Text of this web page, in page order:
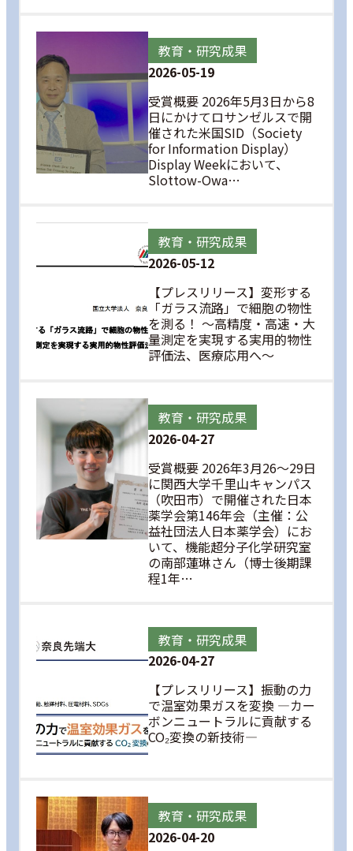
教育・研究成果
2026-05-19
受賞概要 2026年5月3日から8
日にかけてロサンゼルスで開
催された米国SID（Society
for Information Display）
Display Weekにおいて、
Slottow-Owa…
教育・研究成果
2026-05-12
【プレスリリース】変形する
「ガラス流路」で細胞の物性
を測る！ ～高精度・高速・大
量測定を実現する実用的物性
評価法、医療応用へ～
教育・研究成果
2026-04-27
受賞概要 2026年3月26～29日
に関西大学千里山キャンパス
（吹田市）で開催された日本
薬学会第146年会（主催：公
益社団法人日本薬学会）にお
いて、機能超分子化学研究室
の南部蓮琳さん（博士後期課
程1年…
教育・研究成果
2026-04-27
【プレスリリース】振動の力
で温室効果ガスを変換 ―カー
ボンニュートラルに貢献する
CO₂変換の新技術―
教育・研究成果
2026-04-20